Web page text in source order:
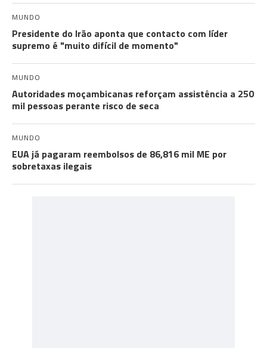
MUNDO
Presidente do Irão aponta que contacto com líder
supremo é "muito difícil de momento"
MUNDO
Autoridades moçambicanas reforçam assistência a 250
mil pessoas perante risco de seca
MUNDO
EUA já pagaram reembolsos de 86,816 mil ME por
sobretaxas ilegais